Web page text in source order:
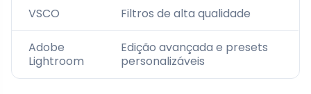
VSCO Filtros de alta qualidade
Adobe
Lightroom
Edição avançada e presets
personalizáveis